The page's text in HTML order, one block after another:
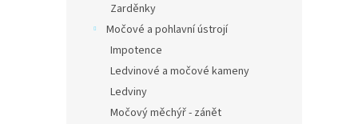
Zarděnky
Močové a pohlavní ústrojí
Impotence
Ledvinové a močové kameny
Ledviny
Močový měchýř - zánět